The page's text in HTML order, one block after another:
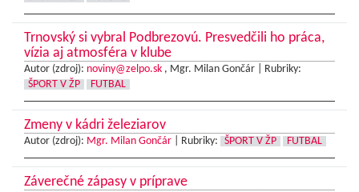
Trnovský si vybral Podbrezovú. Presvedčili ho práca,
vízia aj atmosféra v klube
Autor (zdroj): noviny@zelpo.sk , Mgr. Milan Gončár |
Rubriky:
ŠPORT V ŽP
FUTBAL
Zmeny v kádri železiarov
Autor (zdroj): Mgr. Milan Gončár Rubriky: ŠPORT V ŽP FUTBAL
Záverečné zápasy v príprave